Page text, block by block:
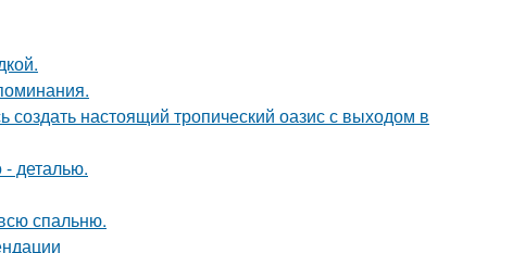
настоящий тропический оазис с выходом в
деталью.
спальню.